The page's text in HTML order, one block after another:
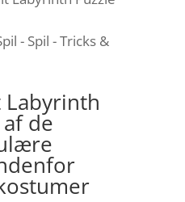
- Spil - Tricks &
Labyrinth
de